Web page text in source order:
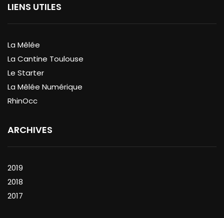
LIENS UTILES
La Mêlée
La Cantine Toulouse
Le Starter
La Mêlée Numérique
RhinOcc
ARCHIVES
2019
2018
2017